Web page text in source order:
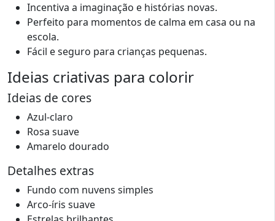
Incentiva a imaginação e histórias novas.
Perfeito para momentos de calma em casa ou na
escola.
Fácil e seguro para crianças pequenas.
Ideias criativas para colorir
Ideias de cores
Azul-claro
Rosa suave
Amarelo dourado
Detalhes extras
Fundo com nuvens simples
Arco-íris suave